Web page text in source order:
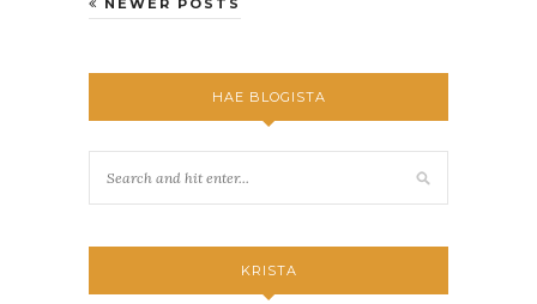
NEWER POSTS
HAE BLOGISTA
KRISTA